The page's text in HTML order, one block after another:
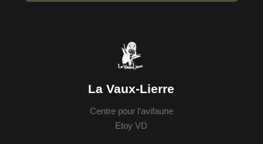
La Vaux-Lierre
Centre pour l'avifaune
Etoy VD